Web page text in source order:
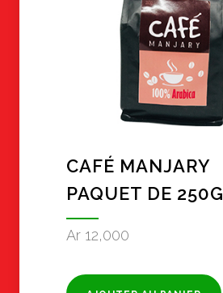
CAFÉ MANJARY
PAQUET DE 250G
Ar 12,000